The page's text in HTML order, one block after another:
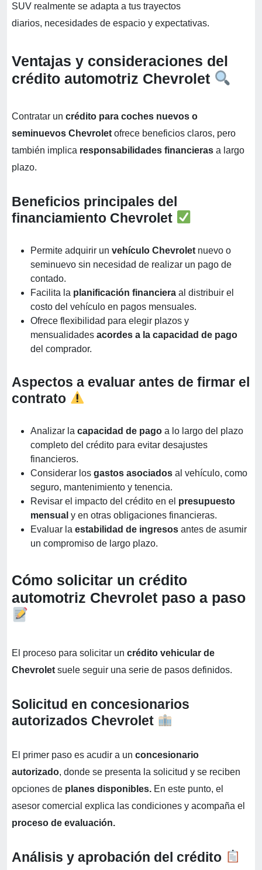
SUV realmente se adapta a tus trayectos
diarios, necesidades de espacio y expectativas.
Ventajas y consideraciones del
crédito automotriz Chevrolet
Contratar un crédito para coches nuevos o
seminuevos Chevrolet ofrece beneficios claros, pero
también implica responsabilidades financieras a largo
plazo.
Beneficios principales del
financiamiento Chevrolet
Permite adquirir un vehículo Chevrolet nuevo o
seminuevo sin necesidad de realizar un pago de
contado.
Facilita la planificación financiera al distribuir el
costo del vehículo en pagos mensuales.
Ofrece flexibilidad para elegir plazos y
mensualidades acordes a la capacidad de pago
del comprador.
Aspectos a evaluar antes de firmar el
contrato
Analizar la capacidad de pago a lo largo del plazo
completo del crédito para evitar desajustes
financieros.
Considerar los gastos asociados al vehículo, como
seguro, mantenimiento y tenencia.
Revisar el impacto del crédito en el presupuesto
mensual y en otras obligaciones financieras.
Evaluar la estabilidad de ingresos antes de asumir
un compromiso de largo plazo.
Cómo solicitar un crédito
automotriz Chevrolet paso a paso
El proceso para solicitar un crédito vehicular de
Chevrolet suele seguir una serie de pasos definidos.
Solicitud en concesionarios
autorizados Chevrolet
El primer paso es acudir a un concesionario
autorizado, donde se presenta la solicitud y se reciben
opciones de planes disponibles. En este punto, el
asesor comercial explica las condiciones y acompaña el
proceso de evaluación.
Análisis y aprobación del crédito